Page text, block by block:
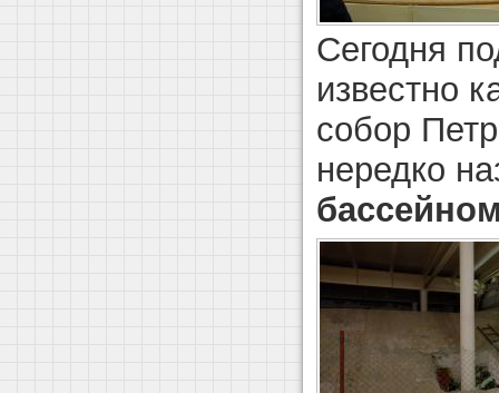
Сегодня
известно
собор
нередко